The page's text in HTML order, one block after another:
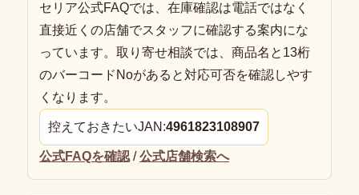
セリア公式FAQでは、在庫確認は電話ではなく
直接近くの店舗でスタッフに確認する案内にな
っています。取り寄せ相談では、商品名と13桁
のバーコードNoがあると対応可否を確認しやす
くなります。
控えておきたいJAN:4961823108907
公式FAQを確認 /公式店舗検索へ